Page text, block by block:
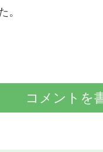
。
コメントを